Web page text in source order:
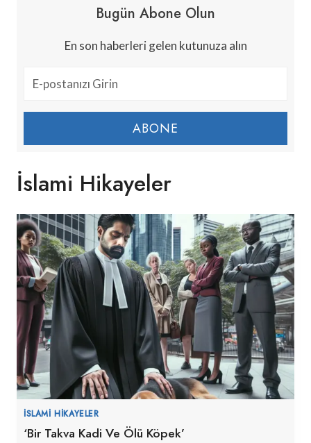
Bugün Abone Olun
En son haberleri gelen kutunuza alın
ABONE
İslami Hikayeler
İSLAMI HIKAYELER
‘Bir Takva Kadi Ve Ölü Köpek’